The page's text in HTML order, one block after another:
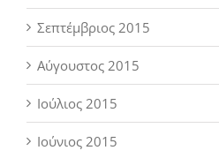
Σεπτέμβριος 2015
Αύγουστος 2015
Ιούλιος 2015
Ιούνιος 2015